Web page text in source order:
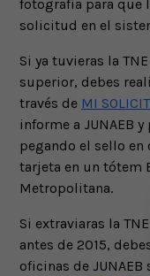
fotografía para que
solicitud en el
Si ya tuvieras la
superior, debes
través de MI
informe a JUNAEB
pegando el sello en
tarjeta en un tótem
Metropolitana.
Si extraviaras la
antes de 2015,
oficinas de